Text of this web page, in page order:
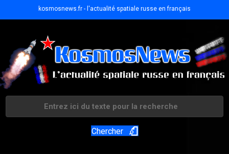
kosmosnews.fr - l'actualité spatiale russe en français
Chercher